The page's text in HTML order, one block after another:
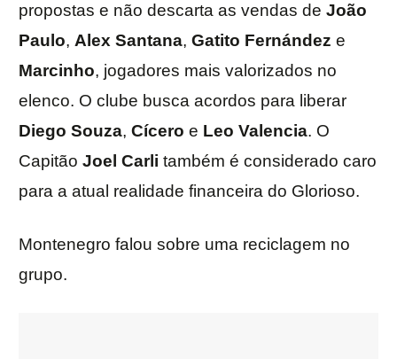
propostas e não descarta as vendas de João
Paulo, Alex Santana, Gatito Fernández e
Marcinho, jogadores mais valorizados no
elenco. O clube busca acordos para liberar
Diego Souza, Cícero e Leo Valencia. O
Capitão Joel Carli também é considerado caro
para a atual realidade financeira do Glorioso.
Montenegro falou sobre uma reciclagem no
grupo.